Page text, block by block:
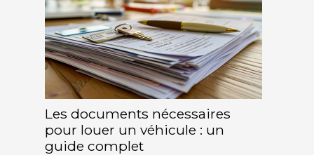
Les documents nécessaires
pour louer un véhicule : un
guide complet